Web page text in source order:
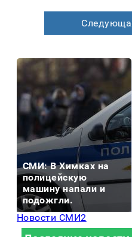
СМИ: В Химках на
полицейскую
машину напали и
подожгли.
Новости СМИ2